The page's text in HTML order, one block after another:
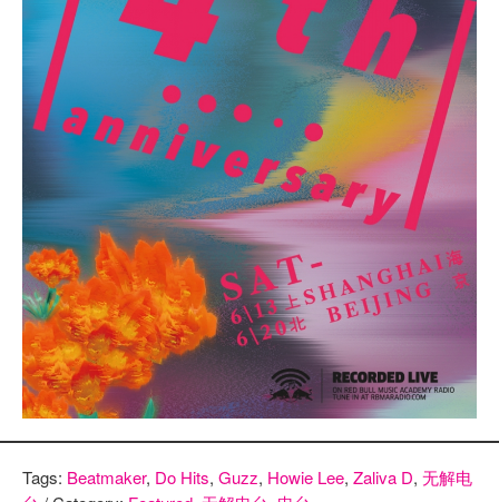
Tags: Beatmaker, Do Hits, Guzz, Howie Lee, Zaliva D, 无解电